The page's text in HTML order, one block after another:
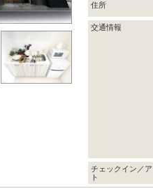
住所
交通情報
チェックイン／
ト